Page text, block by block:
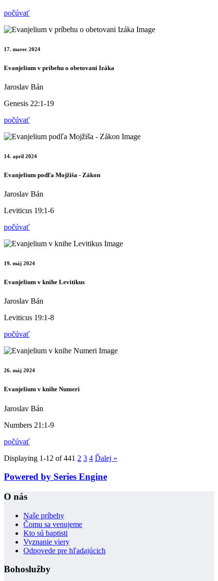
počúvať
17. marec 2024
Evanjelium v príbehu o obetovani Izáka
Jaroslav Bán
Genesis 22:1-19
počúvať
14. apríl 2024
Evanjelium podľa Mojžiša - Zákon
Jaroslav Bán
Leviticus 19:1-6
počúvať
19. máj 2024
Evanjelium v knihe Levitikus
Jaroslav Bán
Leviticus 19:1-8
počúvať
26. máj 2024
Evanjelium v knihe Numeri
Jaroslav Bán
Numbers 21:1-9
počúvať
Displaying 1-12 of 441 2 3 4 Ďalej »
Powered by Series Engine
O nás
Naše príbehy
Čomu sa venujeme
Kto sú baptisti
Vyznanie viery
Odpovede pre hľadajúcich
Bohoslužby